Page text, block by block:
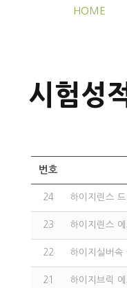
HOME
시험성
번호
24 하이지린스
23 하이지린스
22 하이지실버속
21 하이지브릭